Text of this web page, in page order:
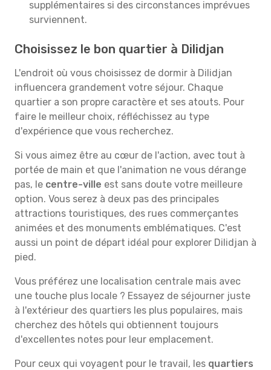
supplémentaires si des circonstances imprévues
surviennent.
Choisissez le bon quartier à Dilidjan
L'endroit où vous choisissez de dormir à Dilidjan
influencera grandement votre séjour. Chaque
quartier a son propre caractère et ses atouts. Pour
faire le meilleur choix, réfléchissez au type
d'expérience que vous recherchez.
Si vous aimez être au cœur de l'action, avec tout à
portée de main et que l'animation ne vous dérange
pas, le centre-ville est sans doute votre meilleure
option. Vous serez à deux pas des principales
attractions touristiques, des rues commerçantes
animées et des monuments emblématiques. C'est
aussi un point de départ idéal pour explorer Dilidjan à
pied.
Vous préférez une localisation centrale mais avec
une touche plus locale ? Essayez de séjourner juste
à l'extérieur des quartiers les plus populaires, mais
cherchez des hôtels qui obtiennent toujours
d'excellentes notes pour leur emplacement.
Pour ceux qui voyagent pour le travail, les quartiers